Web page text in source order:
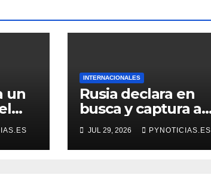
un
de
INTERNACIONALES
Rusia declara en
busca y captura a
Pável Durov,
fundador de
Telegram, por
JUL 29, 2026 PYNOTICIAS.ES